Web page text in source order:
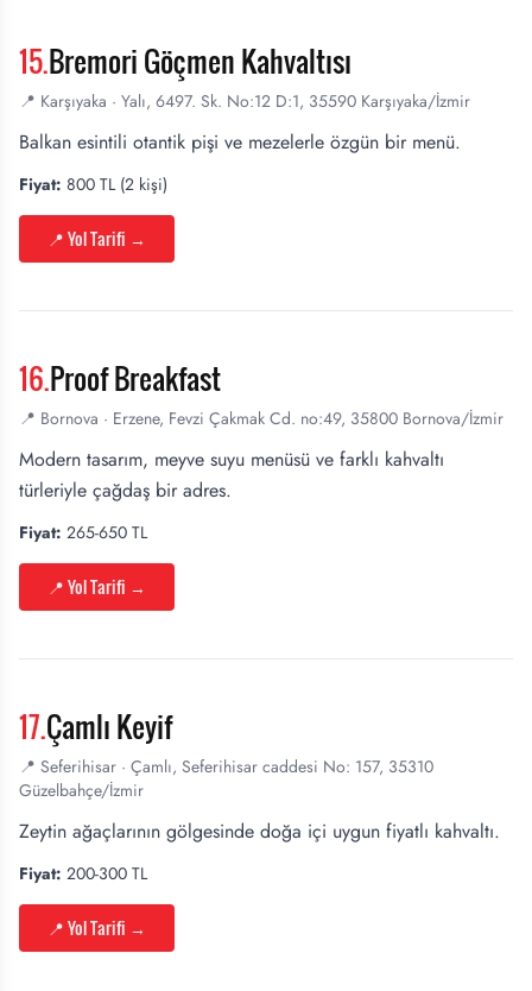
15.Bremori Göçmen Kahvaltısı
📍 Karşıyaka · Yalı, 6497. Sk. No:12 D:1, 35590 Karşıyaka/İzmir
Balkan esintili otantik pişi ve mezelerle özgün bir menü.
Fiyat: 800 TL (2 kişi)
📍 Yol Tarifi →
16.Proof Breakfast
📍 Bornova · Erzene, Fevzi Çakmak Cd. no:49, 35800 Bornova/İzmir
Modern tasarım, meyve suyu menüsü ve farklı kahvaltı
türleriyle çağdaş bir adres.
Fiyat: 265-650 TL
📍 Yol Tarifi →
17.Çamlı Keyif
📍 Seferihisar · Çamlı, Seferihisar caddesi No: 157, 35310
Güzelbahçe/İzmir
Zeytin ağaçlarının gölgesinde doğa içi uygun fiyatlı kahvaltı.
Fiyat: 200-300 TL
📍 Yol Tarifi →